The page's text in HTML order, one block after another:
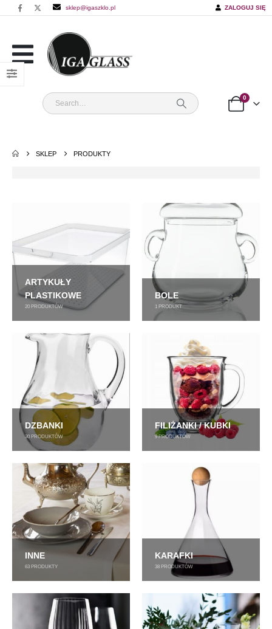
sklep@igaszklo.pl ZALOGUJ SIĘ
0
SKLEP PRODUKTY
ARTYKUŁY
PLASTIKOWE
20 PRODUKTÓW
BOLE
1 PRODUKT
DZBANKI
30 PRODUKTÓW
FILIŻANKI / KUBKI
9PRODUKTÓW
INNE
63 PRODUKTY
KARAFKI
38 PRODUKTÓW